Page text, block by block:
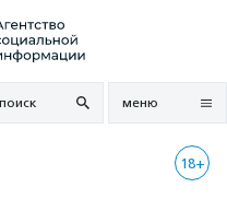
поиск меню
18+